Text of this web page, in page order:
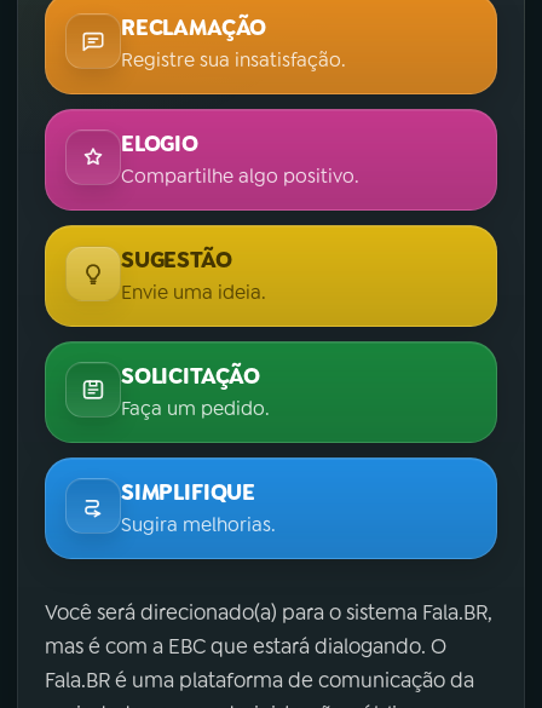
RECLAMAÇÃO
Registre sua insatisfação.
ELOGIO
Compartilhe algo positivo.
SUGESTÃO
Envie uma ideia.
SOLICITAÇÃO
Faça um pedido.
SIMPLIFIQUE
Sugira melhorias.
Você será direcionado(a) para o sistema Fala.BR,
mas é com a EBC que estará dialogando. O
Fala.BR é uma plataforma de comunicação da